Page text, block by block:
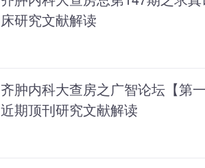
床研究文献解读
齐肿内科大查房之广智论坛【第
近期顶刊研究文献解读